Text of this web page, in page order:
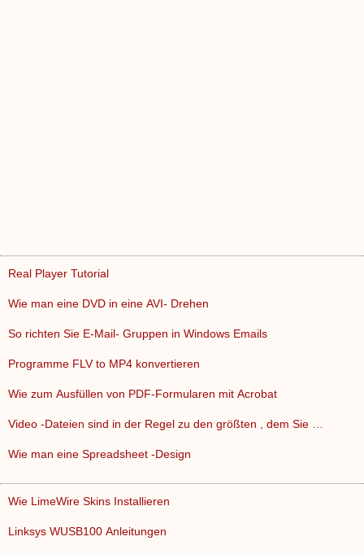
Real Player Tutorial
Wie man eine DVD in eine AVI- Drehen
So richten Sie E-Mail- Gruppen in Windows Emails
Programme FLV to MP4 konvertieren
Wie zum Ausfüllen von PDF-Formularen mit Acrobat
Video -Dateien sind in der Regel zu den größten , dem Sie …
Wie man eine Spreadsheet -Design
Wie LimeWire Skins Installieren
Linksys WUSB100 Anleitungen